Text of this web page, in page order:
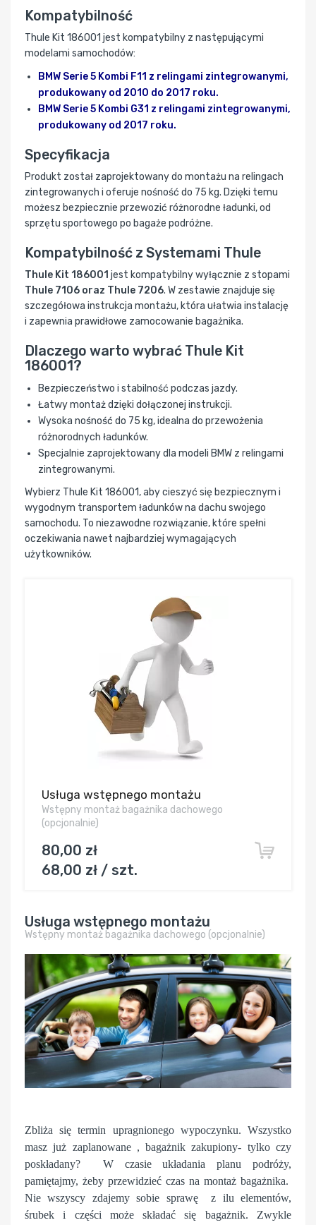
Kompatybilność
Thule Kit 186001 jest kompatybilny z następującymi
modelami samochodów:
BMW Serie 5 Kombi F11 z relingami zintegrowanymi,
produkowany od 2010 do 2017 roku.
BMW Serie 5 Kombi G31 z relingami zintegrowanymi,
produkowany od 2017 roku.
Specyfikacja
Produkt został zaprojektowany do montażu na relingach
zintegrowanych i oferuje nośność do 75 kg. Dzięki temu
możesz bezpiecznie przewozić różnorodne ładunki, od
sprzętu sportowego po bagaże podróżne.
Kompatybilność z Systemami Thule
Thule Kit 186001 jest kompatybilny wyłącznie z stopami
Thule 7106 oraz Thule 7206. W zestawie znajduje się
szczegółowa instrukcja montażu, która ułatwia instalację
i zapewnia prawidłowe zamocowanie bagażnika.
Dlaczego warto wybrać Thule Kit
186001?
Bezpieczeństwo i stabilność podczas jazdy.
Łatwy montaż dzięki dołączonej instrukcji.
Wysoka nośność do 75 kg, idealna do przewożenia
różnorodnych ładunków.
Specjalnie zaprojektowany dla modeli BMW z relingami
zintegrowanymi.
Wybierz Thule Kit 186001, aby cieszyć się bezpiecznym i
wygodnym transportem ładunków na dachu swojego
samochodu. To niezawodne rozwiązanie, które spełni
oczekiwania nawet najbardziej wymagających
użytkowników.
Usługa wstępnego montażu
Wstępny montaż bagażnika dachowego
(opcjonalnie)
80,00 zł
68,00 zł / szt.
Usługa wstępnego montażu
Wstępny montaż bagażnika dachowego (opcjonalnie)
Zbliża się termin upragnionego wypoczynku. Wszystko
masz już zaplanowane , bagażnik zakupiony- tylko czy
poskładany? W czasie układania planu podróży,
pamiętajmy, żeby przewidzieć czas na montaż bagażnika.
Nie wszyscy zdajemy sobie sprawę z ilu elementów,
śrubek i części może składać się bagażnik. Zwykle